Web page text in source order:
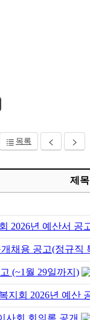
목록
제목
2026년 예산서 공
채용 공고(정규직
(~1월 29일까지)
지회 2026년 예산